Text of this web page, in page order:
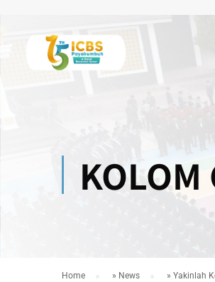
KOLOM
Home » News » Yakinlah